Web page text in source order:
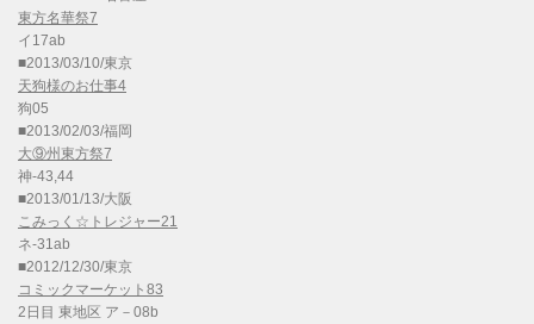
東方名華祭7
イ17ab
■2013/03/10/東京
天狗様のお仕事4
狗05
■2013/02/03/福岡
大⑨州東方祭7
神-43,44
■2013/01/13/大阪
こみっく☆トレジャー21
ネ-31ab
■2012/12/30/東京
コミックマーケット83
2日目 東地区 ア－08b